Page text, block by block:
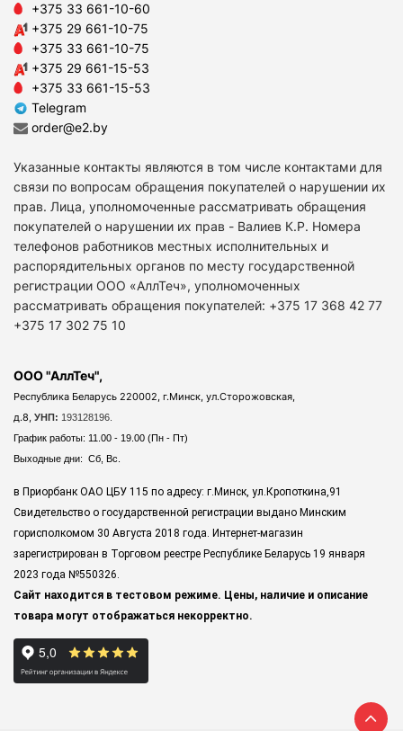
+375 33 661-10-60
+375 29 661-10-75
+375 33 661-10-75
+375 29 661-15-53
+375 33 661-15-53
Telegram
order@e2.by
Указанные контакты являются в том числе контактами для
связи по вопросам обращения покупателей о нарушении их
прав. Лица, уполномоченные рассматривать обращения
покупателей о нарушении их прав - Валиев К.Р. Номера
телефонов работников местных исполнительных и
распорядительных органов по месту государственной
регистрации ООО «АллТеч», уполномоченных
рассматривать обращения покупателей: +375 17 368 42 77
+375 17 302 75 10
ООО "АллТеч",
Республика Беларусь 220002, г.Минск, ул.Сторожовская,
д.8, УНП: 193128196.
График работы: 11.00 - 19.00 (Пн - Пт)
Выходные дни: Сб, Вс.
в Приорбанк ОАО ЦБУ 115 по адресу: г.Минск, ул.Кропоткина,91
Свидетельство о государственной регистрации выдано Минским
горисполкомом 30 Августа 2018 года. Интернет-магазин
зарегистрирован в Торговом реестре Республике Беларусь 19 января
2023 года №550326.
Сайт находится в тестовом режиме. Цены, наличие и описание
товара могут отображаться некорректно.